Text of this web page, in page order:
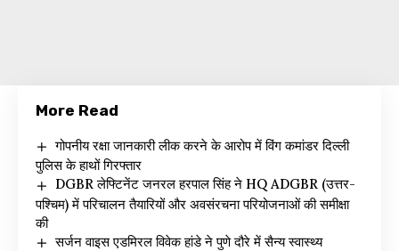
More Read
गोपनीय रक्षा जानकारी लीक करने के आरोप में विंग कमांडर दिल्ली
पुलिस के हाथों गिरफ्तार
DGBR लेफ्टिनेंट जनरल हरपाल सिंह ने HQ ADGBR (उत्तर-
पश्चिम) में परिचालन तैयारियों और अवसंरचना परियोजनाओं की समीक्षा
की
सर्जन वाइस एडमिरल विवेक हांडे ने पुणे दौरे में सैन्य स्वास्थ्य